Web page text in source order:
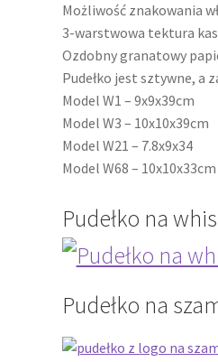
Możliwość znakowania
3-warstwowa tektura
Ozdobny granatowy
Pudełko jest sztywne, a
Model W1 – 9x9x39cm
Model W3 – 10x10x39cm
Model W21 – 7.8x9x34
Model W68 – 10x10x33cm
Pudełko na
Pudełko na